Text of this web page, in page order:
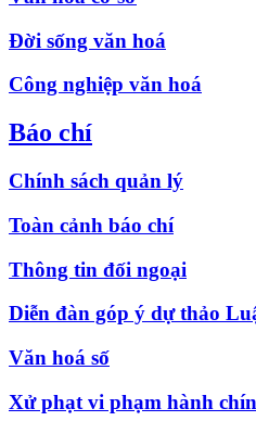
Đời sống văn hoá
Công nghiệp văn hoá
Báo chí
Chính sách quản lý
Toàn cảnh báo chí
Thông tin đối ngoại
Diễn đàn góp ý dự thảo
Văn hoá số
Xử phạt vi phạm hành